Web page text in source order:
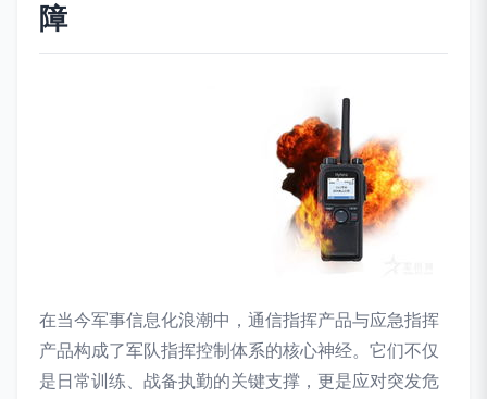
障
在当今军事信息化浪潮中，通信指挥产品与应急指挥
产品构成了军队指挥控制体系的核心神经。它们不仅
是日常训练、战备执勤的关键支撑，更是应对突发危